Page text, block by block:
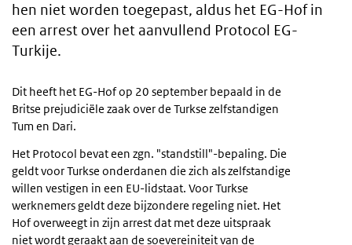
hen niet worden toegepast, aldus het EG-Hof in
een arrest over het aanvullend Protocol EG-
Turkije.
Dit heeft het EG-Hof op 20 september bepaald in de
Britse prejudiciële zaak over de Turkse zelfstandigen
Tum en Dari.
Het Protocol bevat een zgn. "standstill"-bepaling. Die
geldt voor Turkse onderdanen die zich als zelfstandige
willen vestigen in een EU-lidstaat. Voor Turkse
werknemers geldt deze bijzondere regeling niet. Het
Hof overweegt in zijn arrest dat met deze uitspraak
niet wordt geraakt aan de soevereiniteit van de